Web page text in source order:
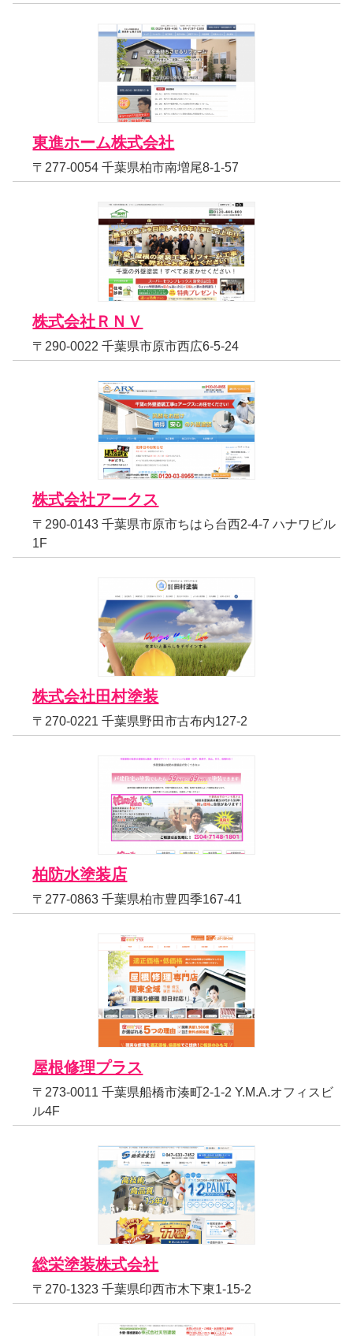
東進ホーム株式会社
〒277-0054 千葉県柏市南増尾8-1-57
株式会社ＲＮＶ
〒290-0022 千葉県市原市西広6-5-24
株式会社アークス
〒290-0143 千葉県市原市ちはら台西2-4-7 ハナワビル
1F
株式会社田村塗装
〒270-0221 千葉県野田市古布内127-2
柏防水塗装店
〒277-0863 千葉県柏市豊四季167-41
屋根修理プラス
〒273-0011 千葉県船橋市湊町2-1-2 Y.M.A.オフィスビ
ル4F
総栄塗装株式会社
〒270-1323 千葉県印西市木下東1-15-2